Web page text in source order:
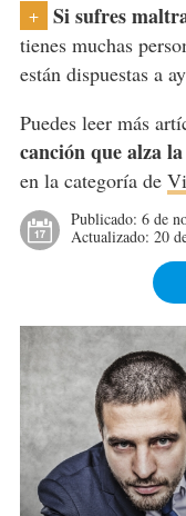
+ Si sufres
tienes muchas
están dispuestas a
Puedes leer más
canción que alza
en la categoría de
Publicado: 6 de
Actualizado: 20